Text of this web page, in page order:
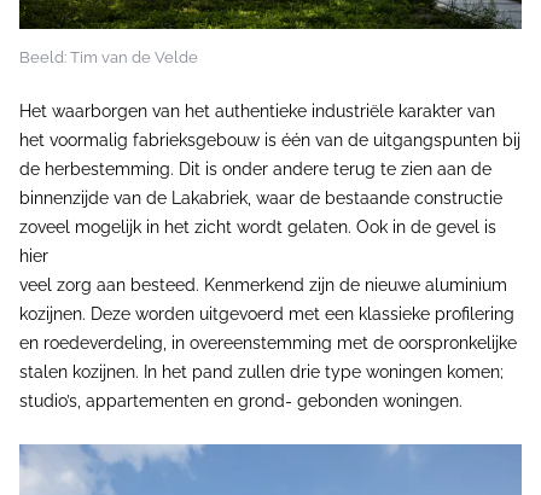
Beeld: Tim van de Velde
Het waarborgen van het authentieke industriële karakter van
het voormalig fabrieksgebouw is één van de uitgangspunten bij
de herbestemming. Dit is onder andere terug te zien aan de
binnenzijde van de Lakabriek, waar de bestaande constructie
zoveel mogelijk in het zicht wordt gelaten. Ook in de gevel is
hier
veel zorg aan besteed. Kenmerkend zijn de nieuwe aluminium
kozijnen. Deze worden uitgevoerd met een klassieke profilering
en roedeverdeling, in overeenstemming met de oorspronkelijke
stalen kozijnen. In het pand zullen drie type woningen komen;
studio’s, appartementen en grond- gebonden woningen.